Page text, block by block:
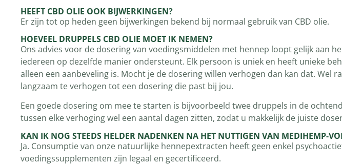
HEEFT CBD OLIE OOK BIJWERKINGEN?
Er zijn tot op heden geen bijwerkingen bekend bij normaal gebruik van CBD olie.
HOEVEEL DRUPPELS CBD OLIE MOET IK NEMEN?
Ons advies voor de dosering van voedingsmiddelen met hennep loopt gelijk aan
iedereen op dezelfde manier ondersteunt. Elk persoon is uniek en heeft unieke
alleen een aanbeveling is. Mocht je de dosering willen verhogen dan kan dat.
langzaam te verhogen tot een dosering die past bij jou.
Een goede dosering om mee te starten is bijvoorbeeld twee druppels in de
tussen elke verhoging wel een aantal dagen zitten, zodat u makkelijk de juiste
KAN IK NOG STEEDS HELDER NADENKEN NA HET NUTTIGEN VAN MEDIHEMP-
Ja. Consumptie van onze natuurlijke hennepextracten heeft geen enkel
voedingssupplementen zijn legaal en gecertificeerd.